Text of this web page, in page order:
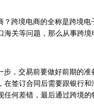
？跨境电商的全称是跨境
关等问题，那么从事跨境
，交易前要做好前期的
签订合同后需要跟银行
何差错，最后通过跨境